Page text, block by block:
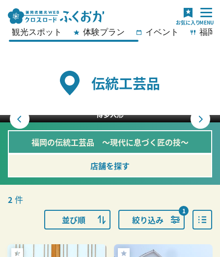
観光スポット 体験プラン イベント 福岡
伝統工芸品
博多人形
福岡の伝統工芸品 ～現代に息づく匠の技～
店舗を探す
2 件
並び順 絞り込み
1